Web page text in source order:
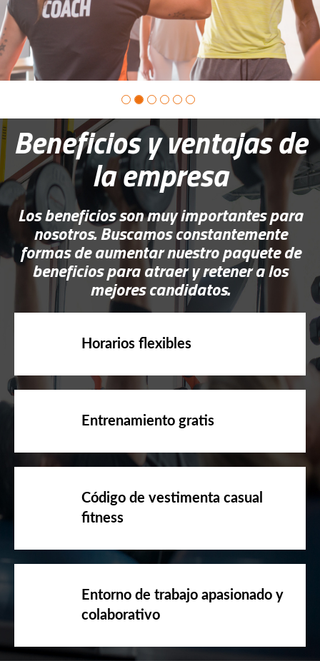
Beneficios y ventajas de
la empresa
Los beneficios son muy importantes para
nosotros. Buscamos constantemente
formas de aumentar nuestro paquete de
beneficios para atraer y retener a los
mejores candidatos.
fitness
colaborativo